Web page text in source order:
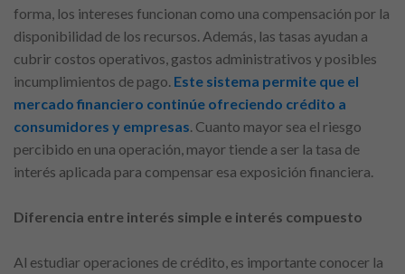
forma, los intereses funcionan como una compensación por la
disponibilidad de los recursos. Además, las tasas ayudan a
cubrir costos operativos, gastos administrativos y posibles
incumplimientos de pago. Este sistema permite que el
mercado financiero continúe ofreciendo crédito a
consumidores y empresas . Cuanto mayor sea el riesgo
percibido en una operación, mayor tiende a ser la tasa de
interés aplicada para compensar esa exposición financiera.
Diferencia entre interés simple e interés compuesto
Al estudiar operaciones de crédito, es importante conocer la